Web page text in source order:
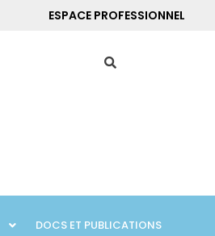
ESPACE PROFESSIONNEL
DOCS ET PUBLICATIONS